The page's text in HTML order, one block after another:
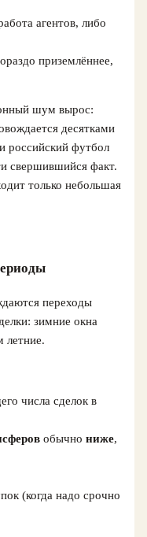
агентов, либо
приземлённее,
шум вырос:
десятками
российский футбол
свершившийся факт.
только небольшая
переходы
зимние окна
летние.
числа сделок в
обычнониже,
(когда надо срочно